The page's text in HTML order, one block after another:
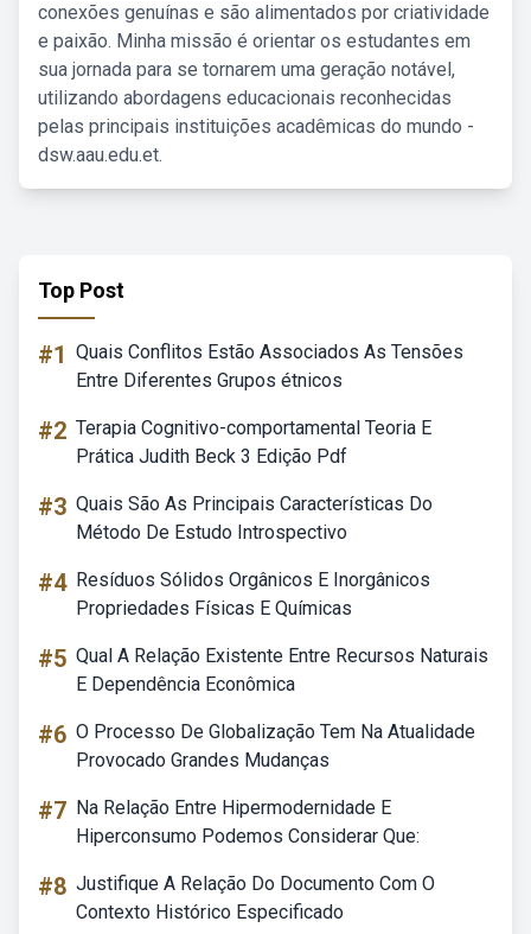
conexões genuínas e são alimentados por criatividade
e paixão. Minha missão é orientar os estudantes em
sua jornada para se tornarem uma geração notável,
utilizando abordagens educacionais reconhecidas
pelas principais instituições acadêmicas do mundo -
dsw.aau.edu.et.
Top Post
#1 Quais Conflitos Estão Associados As Tensões
Entre Diferentes Grupos étnicos
#2 Terapia Cognitivo-comportamental Teoria E
Prática Judith Beck 3 Edição Pdf
#3 Quais São As Principais Características Do
Método De Estudo Introspectivo
#4 Resíduos Sólidos Orgânicos E Inorgânicos
Propriedades Físicas E Químicas
#5 Qual A Relação Existente Entre Recursos Naturais
E Dependência Econômica
#6 O Processo De Globalização Tem Na Atualidade
Provocado Grandes Mudanças
#7 Na Relação Entre Hipermodernidade E
Hiperconsumo Podemos Considerar Que:
#8 Justifique A Relação Do Documento Com O
Contexto Histórico Especificado